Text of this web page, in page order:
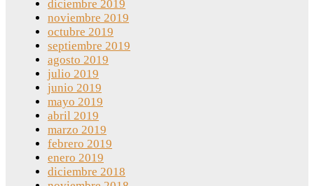
diciembre 2019
noviembre 2019
octubre 2019
septiembre 2019
agosto 2019
julio 2019
junio 2019
mayo 2019
abril 2019
marzo 2019
febrero 2019
enero 2019
diciembre 2018